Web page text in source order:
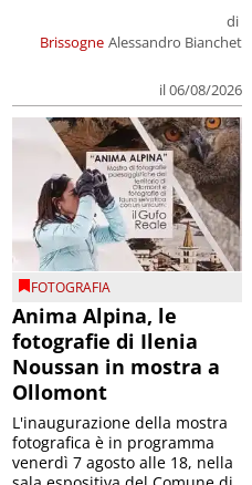
Brissogne
di
Alessandro Bianchet
il 06/08/2026
FOTOGRAFIA
Anima Alpina, le
fotografie di Ilenia
Noussan in mostra a
Ollomont
L'inaugurazione della mostra
fotografica è in programma
venerdì 7 agosto alle 18, nella